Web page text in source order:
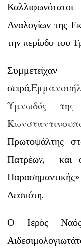
Αναλογίων της
την περίοδο του
σειρά,
Υμνωδός της
Πρωτοψάλτης
Πατρέων, και ο
Δεσπότη.
Ο Ιερός